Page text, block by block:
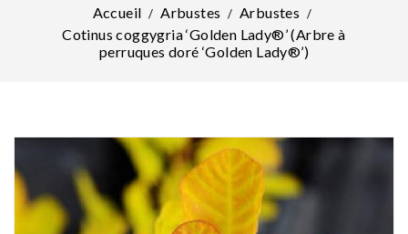
Accueil Arbustes
Arbustes
Cotinus coggygria ‘Golden Lady®’ (Arbre à
perruques doré ‘Golden Lady®’)